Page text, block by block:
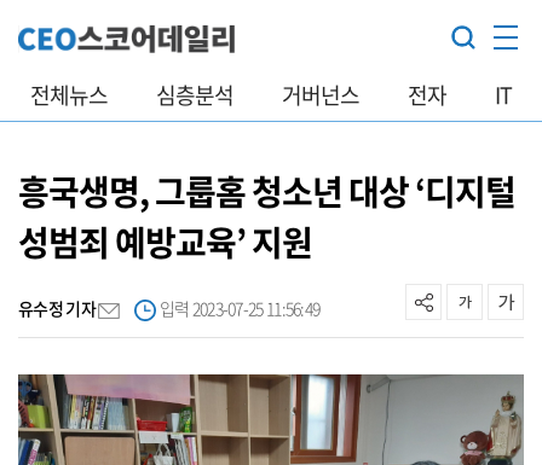
전체뉴스 심층분석 거버넌스 전자 IT
흥국생명, 그룹홈 청소년 대상 ‘디지털
성범죄 예방교육’ 지원
유수정 기자 입력 2023-07-25 11:56:49